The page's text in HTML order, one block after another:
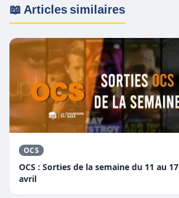
📖 Articles similaires
OCS
OCS : Sorties de la semaine du 11 au 17
avril